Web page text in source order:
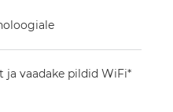
ja vaadake pildid WiFi*